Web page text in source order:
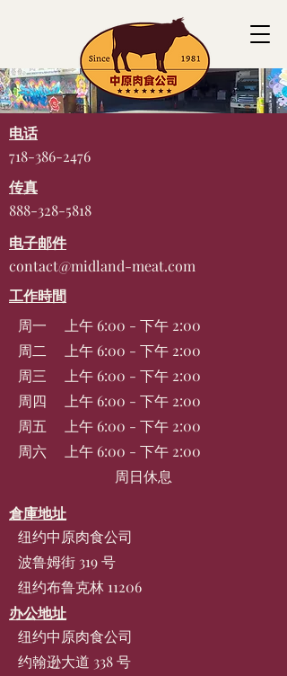
电话
718-386-2476
传真
888-328-5818
电子邮件
contact@midland-meat.com
工作時間
周一
上午 6:00 - 下午 2:00
周二
上午 6:00 - 下午 2:00
周三
上午 6:00 - 下午 2:00
周四
上午 6:00 - 下午 2:00
周五
上午 6:00 - 下午 2:00
周六
上午 6:00 - 下午 2:00
周日休息
倉庫地址
纽约中原肉食公司
波鲁姆街 319 号
纽约布鲁克林 11206
办公地址
纽约中原肉食公司
约翰逊大道 338 号